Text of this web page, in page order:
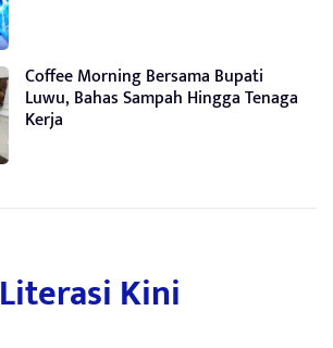
Coffee Morning Bersama Bupati
Luwu, Bahas Sampah Hingga Tenaga
Kerja
Literasi Kini